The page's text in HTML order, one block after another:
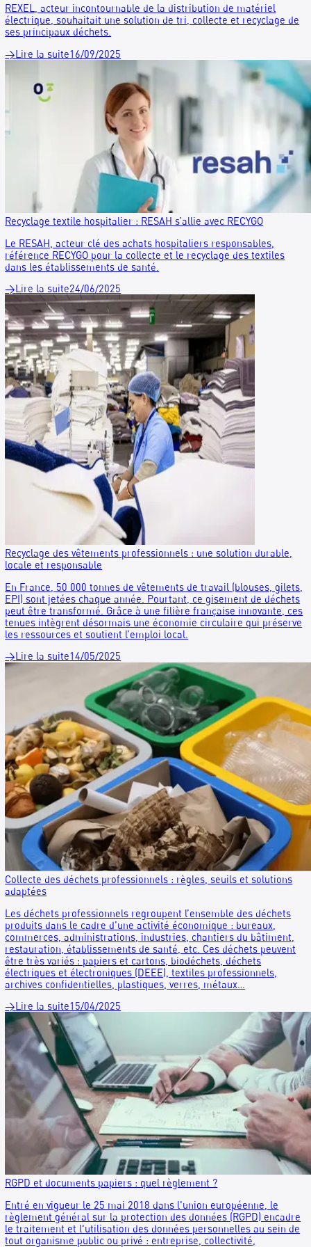
Le Centre Hospitalier Intercommunal Aix Pertuis (CHIAP) a
place un partenariat avec RECYGO pour assurer le recyclage
ses tenues professionnelles. Une initiative qui vise à
normes réglementaires et à promouvoir le développement
durable au sein de l'établissement.
Lire la suite 13/11/2025
Cas client : Krys Group
Krys Group, regroupement d’enseignes d’optique français
millions de clients, recherchait une solution pour proposer
recyclage des déchets dans ses magasins.
→Lire la suite 10/11/2025
Cas client : Rexel
REXEL, acteur incontournable de la distribution de matériel
électrique, souhaitait une solution de tri, collecte et
ses principaux déchets.
Lire la suite16/09/2025
Le RESAH, acteur clé des achats hospitaliers responsables,
référence RECYGO pour la collecte et le recyclage des
dans les établissements de santé.
→Lire la suite24/06/2025